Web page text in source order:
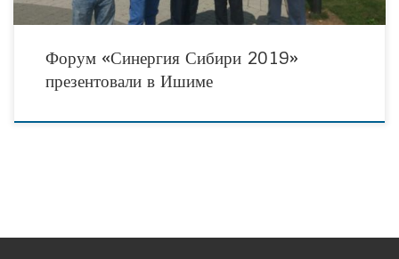
Форум «Синергия Сибири 2019»
презентовали в Ишиме